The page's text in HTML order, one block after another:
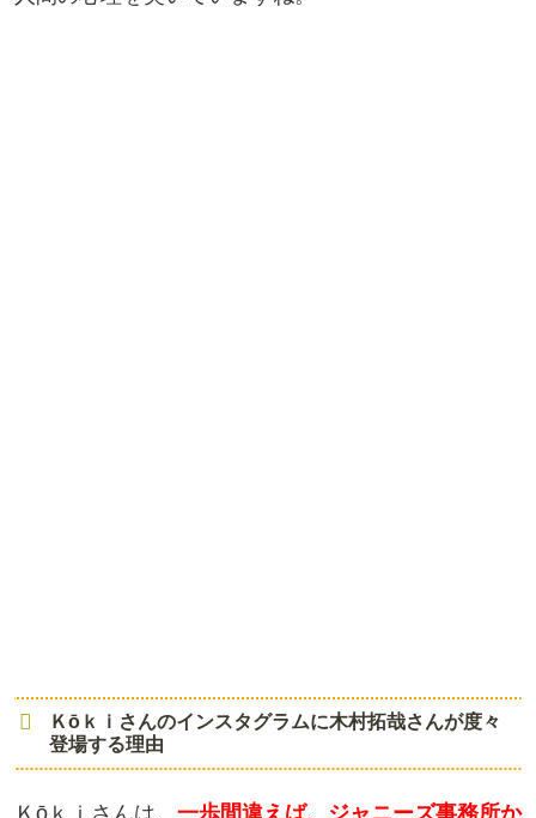
Ｋōｋｉさんのインスタグラムに木村拓哉さんが度々
登場する理由